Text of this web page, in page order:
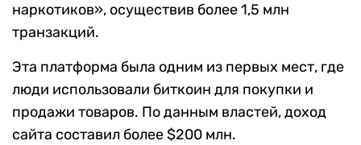
наркотиков», осуществив более 1,5 млн
транзакций.
Эта платформа была одним из первых мест, где
люди использовали биткоин для покупки и
продажи товаров. По данным властей, доход
сайта составил более $200 млн.